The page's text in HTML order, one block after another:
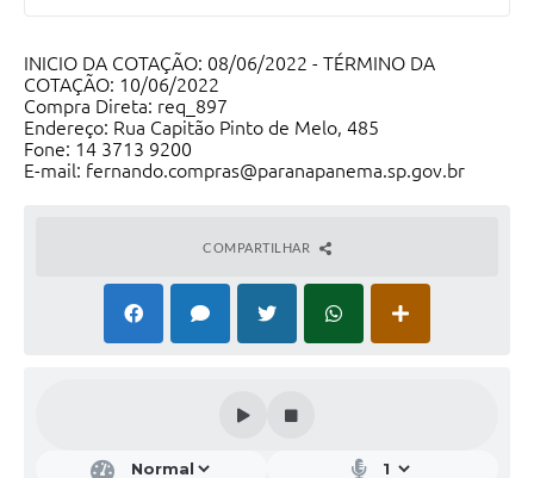
A Nossa Cidade
INICIO DA COTAÇÃO: 08/06/2022 - TÉRMINO DA
COTAÇÃO: 10/06/2022
Compra Direta: req_897
Endereço: Rua Capitão Pinto de Melo, 485
Fone: 14 3713 9200
E-mail: fernando.compras@paranapanema.sp.gov.br
COMPARTILHAR